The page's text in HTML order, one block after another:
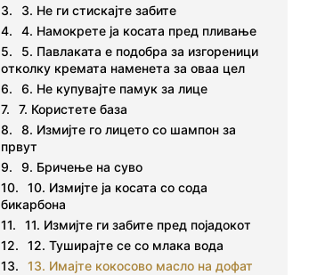
3. Не ги стискајте забите
4. Намокрете ја косата пред пливање
5. Павлаката е подобра за изгореници
отколку кремата наменета за оваа цел
6. Не купувајте памук за лице
7. Користете база
8. Измијте го лицето со шампон за
првут
9. Бричење на суво
10. Измијте ја косата со сода
бикарбона
11. Измијте ги забите пред појадокот
12. Туширајте се со млака вода
13. Имајте кокосово масло на дофат